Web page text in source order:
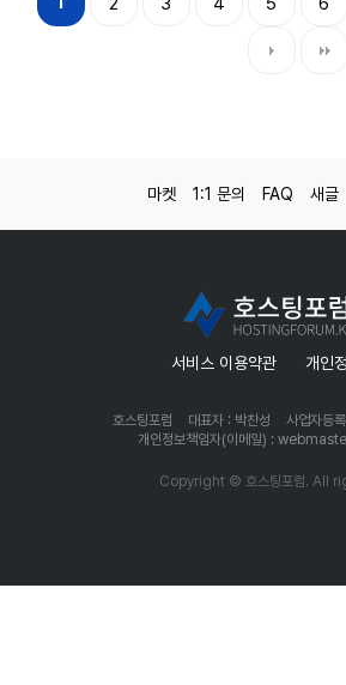
마켓 1:1 문의 FAQ 새글
서비스 이용약관 개인
호스팅포럼 대표자 : 박찬성
사업자등
개인정보책임자(이메일) :
Copyright © 호스팅포럼. All